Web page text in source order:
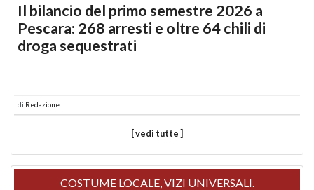
Il bilancio del primo semestre 2026 a
Pescara: 268 arresti e oltre 64 chili di
droga sequestrati
di Redazione
[ vedi tutte ]
COSTUME LOCALE, VIZI UNIVERSALI.